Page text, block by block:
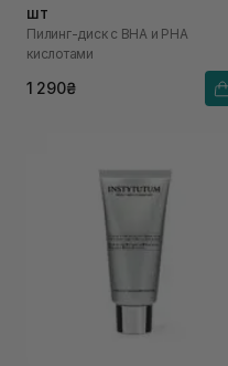
шт
Пилинг-диск с BHA и PHA
кислотами
1 290₴